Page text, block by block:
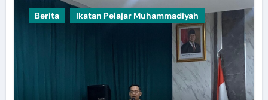
Berita Ikatan Pelajar Muhammadiyah